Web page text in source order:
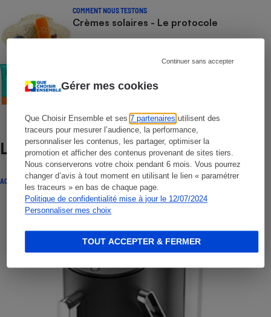
Gérer mes cookies
Que Choisir Ensemble et ses7 partenaires utilisent des
traceurs pour mesurer l’audience, la performance,
personnaliser les contenus, les partager, optimiser la
promotion et afficher des contenus provenant de sites tiers.
Nous conserverons votre choix pendant 6 mois. Vous pourrez
changer d’avis à tout moment en utilisant le lien « paramétrer
les traceurs » en bas de chaque page.
Politique de confidentialité mise à jour le 12/07/2024
Personnaliser mes choix
Continuer sans accepter
TOUT ACCEPTER & FERMER
COMMENT NOUS TESTONS
Crèmes solaires - Le protocole
Crèmes solaires visage - Le protocole
Lire aussi
ACTUALITÉ